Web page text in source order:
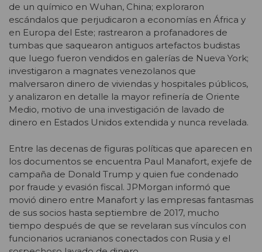
de un químico en Wuhan, China; exploraron
escándalos que perjudicaron a economías en África y
en Europa del Este; rastrearon a profanadores de
tumbas que saquearon antiguos artefactos budistas
que luego fueron vendidos en galerías de Nueva York;
investigaron a magnates venezolanos que
malversaron dinero de viviendas y hospitales públicos,
y analizaron en detalle la mayor refinería de Oriente
Medio, motivo de una investigación de lavado de
dinero en Estados Unidos extendida y nunca revelada.
Entre las decenas de figuras políticas que aparecen en
los documentos se encuentra Paul Manafort, exjefe de
campaña de Donald Trump y quien fue condenado
por fraude y evasión fiscal. JPMorgan informó que
movió dinero entre Manafort y las empresas fantasmas
de sus socios hasta septiembre de 2017, mucho
tiempo después de que se revelaran sus vínculos con
funcionarios ucranianos conectados con Rusia y el